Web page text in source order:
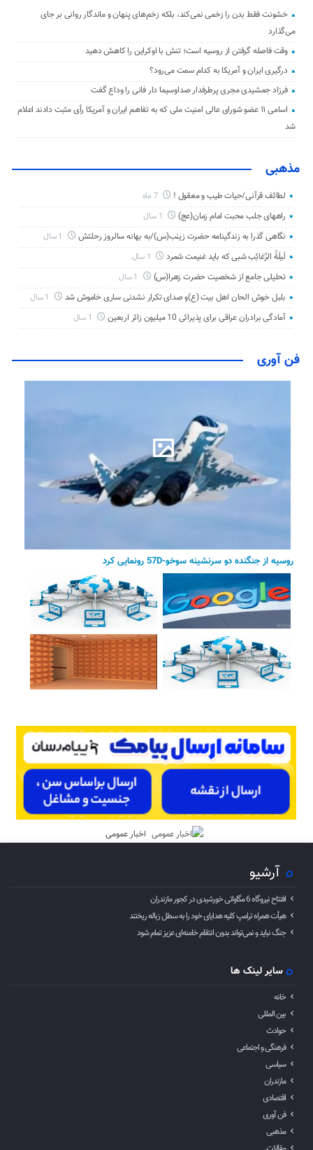
خشونت فقط بدن را زخمی نمی‌کند، بلکه زخم‌های پنهان و ماندگار روانی بر جای
می‌گذارد
وقت فاصله گرفتن از روسیه است؛ تنش با اوکراین را کاهش دهید
درگیری ایران و آمریکا به کدام سمت می‌رود؟
فرزاد جمشیدی مجری پرطرفدار صداوسیما دار فانی را وداع گفت
اسامی ۱۱ عضو شورای عالی امنیت ملی که به تفاهم ایران و آمریکا رأی مثبت دادند اعلام
شد
مذهبی
لطائف قرآنی/حیات طیب و معقول ! 7 ماه
راههای جلب محبت امام زمان(عج)
نگاهی گذرا به زندگینامه حضرت زینب(س)/به بهانه سالروز رحلتش
لَیلَةُ الرَّغائِب شبی که باید غنیمت شمرد
تحلیلی جامع از شخصیت حضرت زهرا(س)
بلبل خوش الحان اهل بیت (ع)و صدای تکرار نشدنی ساری خاموش شد
آمادگی برادران عراقی برای پذیرائی 10 میلیون زائر اربعین
فن آوری
روسیه از جنگنده دو سرنشینه سوخو-57D رونمایی کرد
اخبار عمومی
آرشیو
افتتاح نیروگاه 6 مگاواتی خورشیدی در کجور مازندران
هیأت همراه ترامپ کلیه هدایای خود را به سطل زباله ریختند
جنگ نباید و نمی‌تواند بدون انتقام خامنه‌ای عزیز تمام شود
سایر لینک ها
خانه
بین المللی
حوادث
فرهنگی و اجتماعی
سیاسی
مازندران
اقتصادی
فن آوری
مذهبی